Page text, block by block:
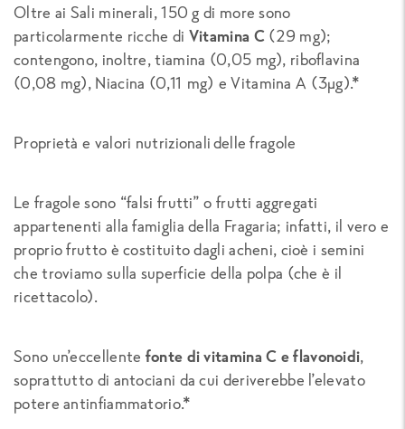
Oltre ai Sali minerali, 150 g di more sono
particolarmente ricche di Vitamina C(29 mg);
contengono, inoltre, tiamina (0,05 mg), riboflavina
(0,08 mg), Niacina (0,11 mg) e Vitamina A (3µg).*
Proprietà e valori nutrizionali delle fragole
Le fragole sono “falsi frutti” o frutti aggregati
appartenenti alla famiglia della Fragaria; infatti, il vero e
proprio frutto è costituito dagli acheni, cioè i semini
che troviamo sulla superficie della polpa (che è il
ricettacolo).
Sono un’eccellente fonte di vitamina C e flavonoidi,
soprattutto di antociani da cui deriverebbe l’elevato
potere antinfiammatorio.*